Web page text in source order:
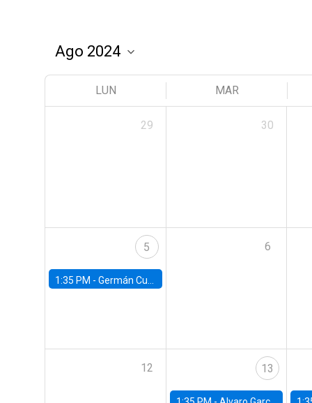
LUN MAR
29 30
5
1:35 PM - Germán Cubas, University of Houston
6
12 13